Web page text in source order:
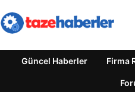
Güncel Haberler Firma